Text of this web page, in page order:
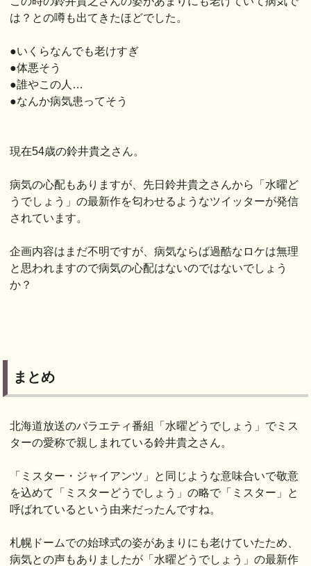
は？との噂も出てきたほどでした。
●いくらなんでも老けすぎ
●体悪そう
●誰やこの人…
●なんか病気患ってそう
現在54歳の鈴井貴之さん。
病気の心配もありますが、先日鈴井貴之さんから「水曜ど
うでしょう」の最新作を匂わせるようなツイッターが発信
されています。
企画内容はまだ不明ですが、病気ならば過酷なロケは無理
と思われますので病気の心配はないのではないでしょう
か？
まとめ
北海道放送のバラエティ番組「水曜どうでしょう」でミス
ターの愛称で親しまれている鈴井貴之さん。
「ミスター・ジャイアンツ」と同じような意味合いで敬意
を込めて「ミスターどうでしょう」の略で「ミスター」と
呼ばれているという由来だったんですね。
札幌ドームでの始球式の姿があまりにも老けていたため、
病気との声もありましたが「水曜どうでしょう」の最新作